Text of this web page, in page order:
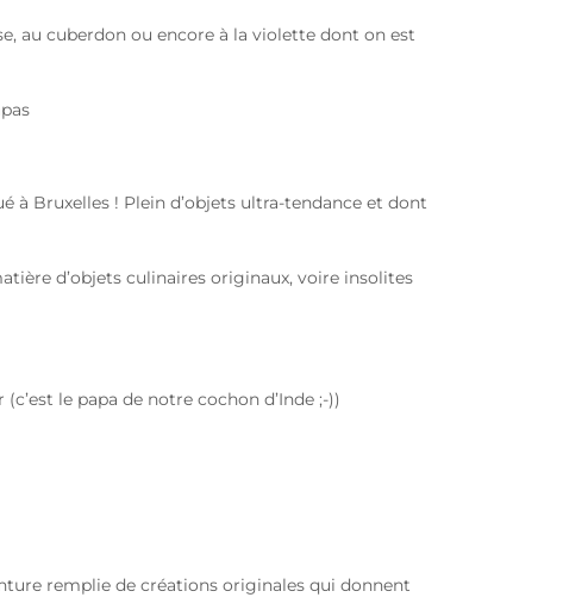
au cuberdon ou encore à la violette dont on est
à Bruxelles ! Plein d’objets ultra-tendance et dont
d’objets culinaires originaux, voire insolites
le papa de notre cochon d’Inde ;-))
remplie de créations originales qui donnent